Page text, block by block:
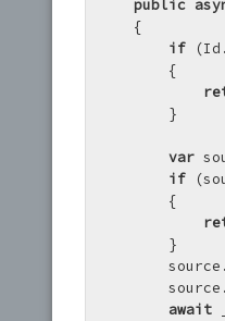
public
if
var
if
await